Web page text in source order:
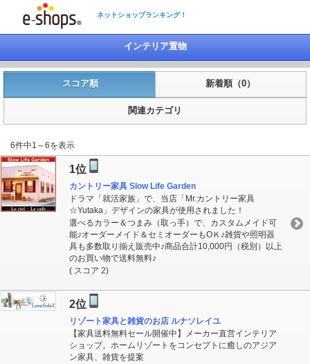
ネットショップランキング！
インテリア置物
スコア順 新着順（0）
関連カテゴリ
6件中1～6を表示
1位
カントリー家具 Slow Life Garden
ドラマ「就活家族」で、当店「Mr.カントリー家具
☆Yutaka」デザインの家具が使用されました！
選べるカラー＆つまみ（取っ手）で、カスタムメイド可
能♪オーダーメイド＆セミオーダーもOＫ♪雑貨や照明器
具も多数取り揃え販売中♪商品合計10,000円（税別）以上
のお買い物で送料無料♪
( スコア 2)
2位
リゾート家具と雑貨のお店 ルナソレイユ
【家具送料無料セール開催中】メーカー直営インテリア
ショップ。ホームリゾートをコンセプトに癒しのアジア
ン家具、雑貨を提案